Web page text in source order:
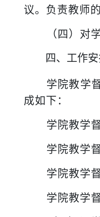
议。负责教师
（ 四） 对
四、工作
学院教学
成如下 ：
学院教学
学院教学
学院教学
学院教学